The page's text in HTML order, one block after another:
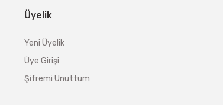
Üyelik
Yeni Üyelik
Üye Girişi
Şifremi Unuttum